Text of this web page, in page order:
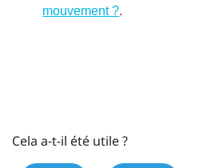
mouvement ?.
Cela a-t-il été utile ?